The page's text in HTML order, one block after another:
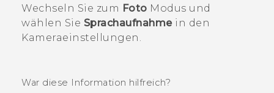
Wechseln Sie zum Foto Modus und
wählen Sie Sprachaufnahmein den
Kameraeinstellungen.
War diese Information hilfreich?